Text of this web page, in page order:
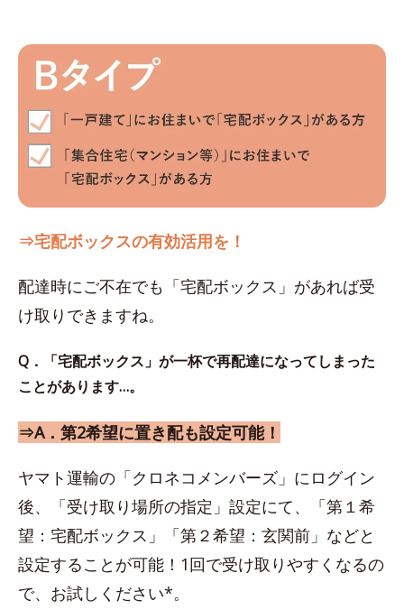
⇒宅配ボックスの有効活用を！
配達時にご不在でも「宅配ボックス」があれば受
け取りできますね。
Q．「宅配ボックス」が一杯で再配達になってしまった
ことがあります…。
⇒A．第2希望に置き配も設定可能！
ヤマト運輸の「クロネコメンバーズ」にログイン
後、「受け取り場所の指定」設定にて、「第１希
望：宅配ボックス」「第２希望：玄関前」などと
設定することが可能！1回で受け取りやすくなるの
で、お試しください*。